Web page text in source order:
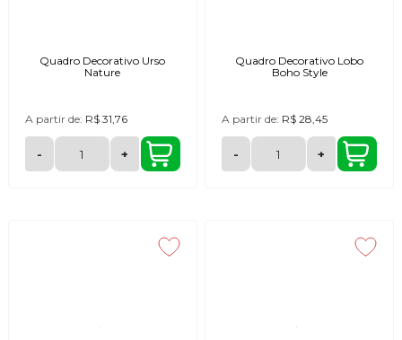
Quadro Decorativo Urso
Nature
A partir de: R$ 31,76
- +
Quadro Decorativo Lobo
Boho Style
A partir de: R$ 28,45
- +